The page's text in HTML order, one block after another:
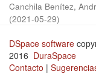
Canchila Benítez,
(2021-05-29)
DSpace software
2016 DuraSpace
Contacto |